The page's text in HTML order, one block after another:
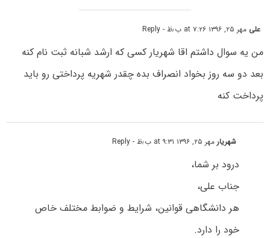
علی مهر ۲۵, ۱۳۹۶ at ۷:۲۶ ب٫ظ - Reply
من یه سوال داشتم اقا شهریار کسی که ارشد شبانه ثبت نام کنه
بعد دو سه روز بخواد انصراف بده چقدر شهریه پرداختی رو باید
پرداخت کنه
شهریار مهر ۲۵, ۱۳۹۶ at ۹:۳۱ ب٫ظ - Reply
درود بر شما،
جناب علی،
هر دانشگاهی قوانین، شرایط و ضوابط مختلف خاص
خود را دارد.